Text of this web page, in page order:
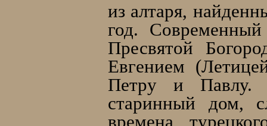
из алтаря,
год.
Пресвятой
Евгением
Петру и Павлу.
старинный дом,
времена